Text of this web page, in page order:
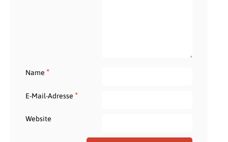
Name *
E-Mail-Adresse *
Website